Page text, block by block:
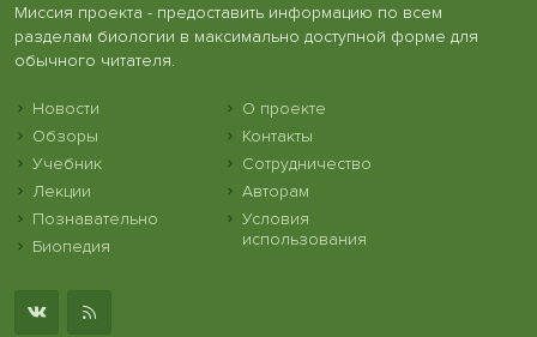
Миссия проекта - предоставить информацию по всем
разделам биологии в максимально доступной форме для
обычного читателя.
Новости
Обзоры
Учебник
Лекции
Познавательно
Биопедия
О проекте
Контакты
Сотрудничество
Авторам
Условия
использования